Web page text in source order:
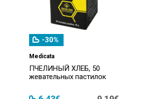
-30%
Medicata
ПЧЕЛИНЫЙ ХЛЕБ, 50
жевательных пастилок